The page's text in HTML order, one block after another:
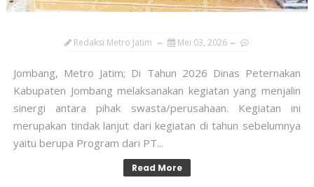
Redaksi Metro Jatim Mei 03, 2026
Jombang, Metro Jatim; ​Di Tahun 2026 Dinas Peternakan
Kabupaten Jombang melaksanakan kegiatan yang menjalin
sinergi antara pihak swasta/perusahaan. Kegiatan ini
merupakan tindak lanjut dari kegiatan di tahun sebelumnya
yaitu berupa Program dari PT...
Read More